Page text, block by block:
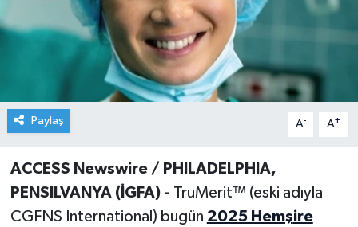
Paylaş A- A+
ACCESS Newswire / PHILADELPHIA,
PENSILVANYA(İGFA) - TruMerit™ (eski adıyla
CGFNS International) bugün 2025 Hemşire